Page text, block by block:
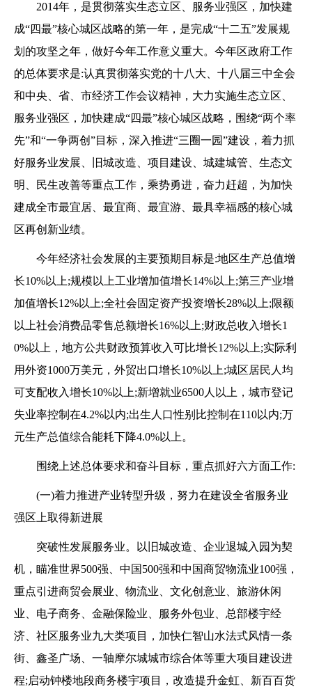
2014年，是贯彻落实生态立区、服务业强区，加快建
成“四最”核心城区战略的第一年，是完成“十二五”发展规
划的攻坚之年，做好今年工作意义重大。今年区政府工作
的总体要求是:认真贯彻落实党的十八大、十八届三中全会
和中央、省、市经济工作会议精神，大力实施生态立区、
服务业强区，加快建成“四最”核心城区战略，围绕“两个率
先”和“一争两创”目标，深入推进“三圈一园”建设，着力抓
好服务业发展、旧城改造、项目建设、城建城管、生态文
明、民生改善等重点工作，乘势勇进，奋力赶超，为加快
建成全市最宜居、最宜商、最宜游、最具幸福感的核心城
区再创新业绩。
今年经济社会发展的主要预期目标是:地区生产总值增
长10%以上;规模以上工业增加值增长14%以上;第三产业增
加值增长12%以上;全社会固定资产投资增长28%以上;限额
以上社会消费品零售总额增长16%以上;财政总收入增长1
0%以上，地方公共财政预算收入可比增长12%以上;实际利
用外资1000万美元，外贸出口增长10%以上;城区居民人均
可支配收入增长10%以上;新增就业6500人以上，城市登记
失业率控制在4.2%以内;出生人口性别比控制在110以内;万
元生产总值综合能耗下降4.0%以上。
围绕上述总体要求和奋斗目标，重点抓好六方面工作:
(一)着力推进产业转型升级，努力在建设全省服务业
强区上取得新进展
突破性发展服务业。以旧城改造、企业退城入园为契
机，瞄准世界500强、中国500强和中国商贸物流业100强，
重点引进商贸会展业、物流业、文化创意业、旅游休闲
业、电子商务、金融保险业、服务外包业、总部楼宇经
济、社区服务业九大类项目，加快仁智山水法式风情一条
街、鑫圣广场、一轴摩尔城城市综合体等重大项目建设进
程;启动钟楼地段商务楼宇项目，改造提升金虹、新百百货